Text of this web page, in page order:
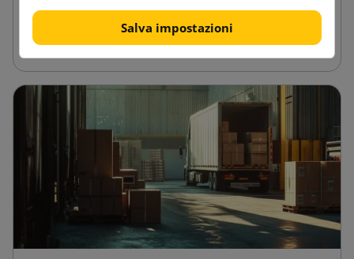
nello stoccaggio. Data l’ampia gamma di applicazioni, è
essenziale testarne le...
Salva impostazioni